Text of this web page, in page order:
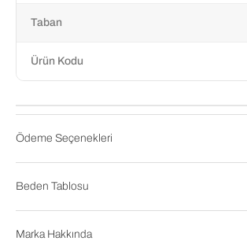
Taban
Ürün Kodu
Ödeme Seçenekleri
Beden Tablosu
Marka Hakkında